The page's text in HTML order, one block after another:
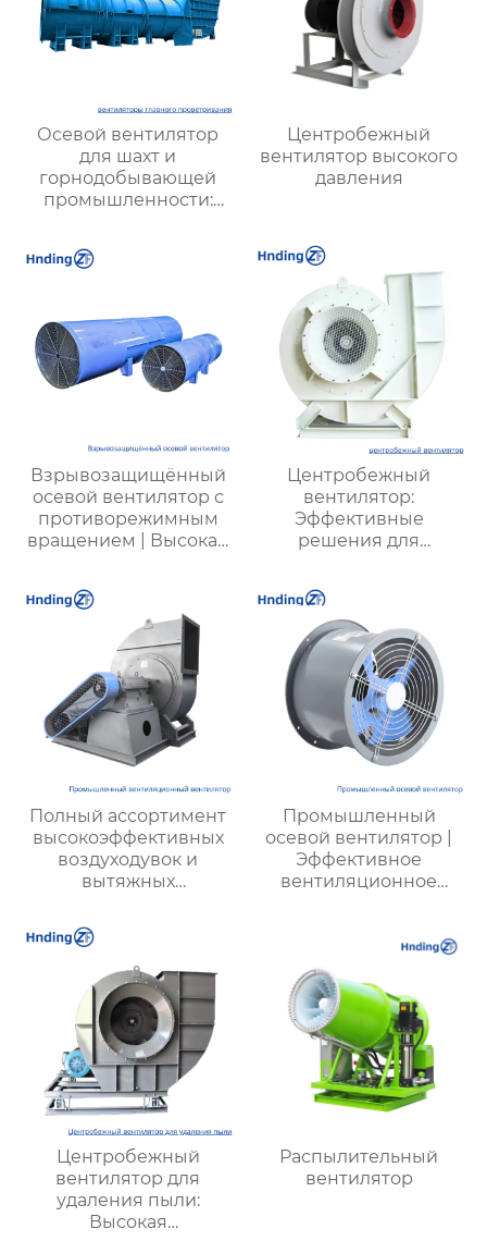
Осевой вентилятор
для шахт и
горнодобывающей
промышленности:
производительность и
надежность
Центробежный
вентилятор высокого
давления
Взрывозащищённый
осевой вентилятор с
противорежимным
вращением | Высокая
эффективность и
долговечность
Центробежный
вентилятор:
Эффективные
решения для
промышленных и
жилых объектов
Полный ассортимент
высокоэффективных
воздуходувок и
вытяжных
предназначенных для
вентиляции на
тепловых
электростанциях и в
шахтах, включает 12
моделей
Промышленный
осевой вентилятор |
Эффективное
вентиляционное
энергетики
Центробежный
вентилятор для
удаления пыли:
Высокая
Распылительный
вентилятор